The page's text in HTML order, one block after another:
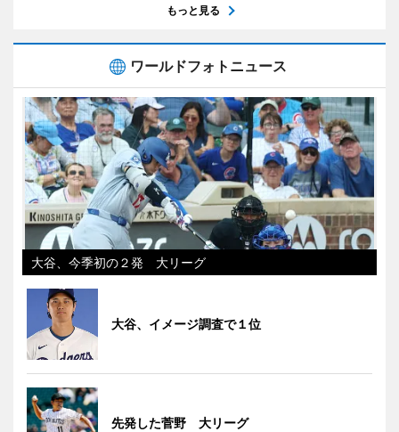
もっと見る
ワールドフォトニュース
大谷、今季初の２発 大リーグ
大谷、イメージ調査で１位
先発した菅野 大リーグ